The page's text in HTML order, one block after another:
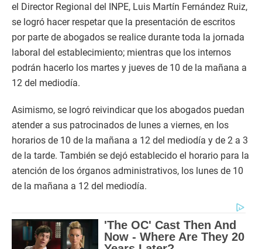
el Director Regional del INPE, Luis Martín Fernández Ruiz,
se logró hacer respetar que la presentación de escritos
por parte de abogados se realice durante toda la jornada
laboral del establecimiento; mientras que los internos
podrán hacerlo los martes y jueves de 10 de la mañana a
12 del mediodía.
Asimismo, se logró reivindicar que los abogados puedan
atender a sus patrocinados de lunes a viernes, en los
horarios de 10 de la mañana a 12 del mediodía y de 2 a 3
de la tarde. También se dejó establecido el horario para la
atención de los órganos administrativos, los lunes de 10
de la mañana a 12 del mediodía.